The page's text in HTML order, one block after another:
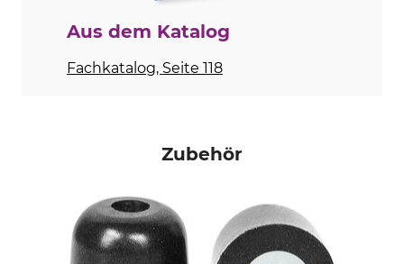
Li-Ion-Akku
Gewicht
Aus dem Katalog
Fachkatalog, Seite 118
Zubehör